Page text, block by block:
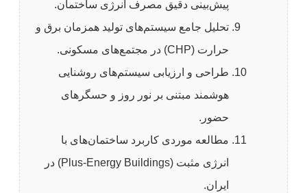
پیش‌بینی دقیق مصرف انرژی ساختمان.
تحلیل جامع سیستم‌های تولید همزمان برق و
حرارت (CHP) در مجتمع‌های مسکونی.
طراحی و ارزیابی سیستم‌های روشنایی
هوشمند مبتنی بر نور روز و حسگرهای
حضور.
مطالعه موردی کاربرد ساختمان‌های با
انرژی مثبت (Plus-Energy Buildings) در
ایران.